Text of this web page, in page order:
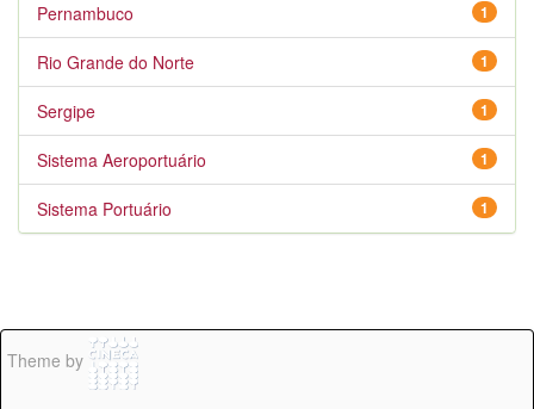
1
Pernambuco
1
Rio Grande do Norte
1
Sergipe
1
Sistema Aeroportuário
1
Sistema Portuário
Theme by